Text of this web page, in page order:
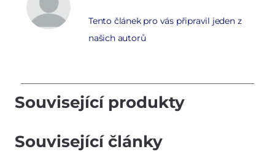
Tento článek pro vás připravil jeden z
našich autorů
Související produkty
Související články